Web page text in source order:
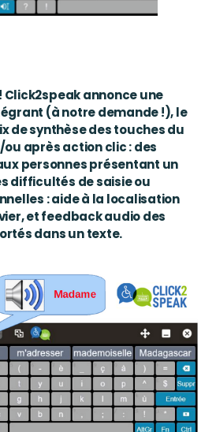
Click2speak annonce une
(à notre demande !), le
de synthèse des touches du
après action clic : des
personnes présentant un
difficultés de saisie ou
: aide à la localisation
et feedback audio des
dans un texte.